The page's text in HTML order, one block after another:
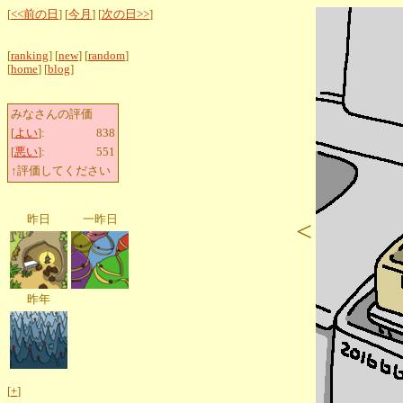
[<<前の日 ] [今月 ] [次の日>>]
[ranking] [new] [random]
[home] [blog]
みなさんの評価
[よい]:
838
[悪い]:
551
↑評価してください
昨日 一昨日
昨年
[+]
<